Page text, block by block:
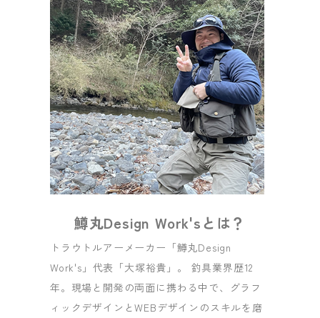
鱒丸Design Work'sとは？
トラウトルアーメーカー「鱒丸Design
Work's」代表「大塚裕貴」。 釣具業界歴12
年。現場と開発の両面に携わる中で、グラフ
ィックデザインとWEBデザインのスキルを磨